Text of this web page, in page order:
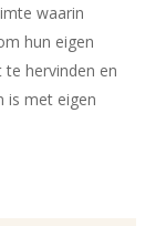
waarin
hun eigen
te hervinden en
is met eigen